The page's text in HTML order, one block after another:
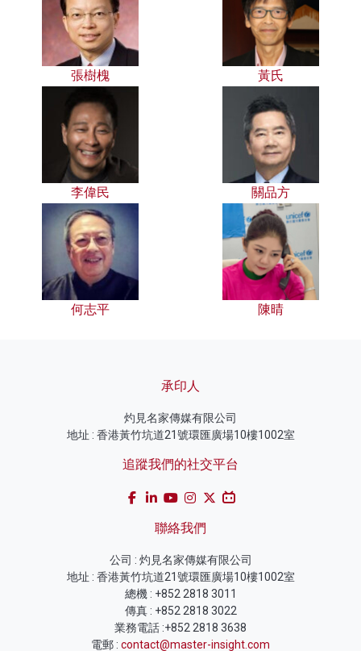
張樹槐 黃氏
李偉民 關品方
何志平 陳晴
承印人
灼見名家傳媒有限公司
地址 : 香港黃竹坑道21號環匯廣場10樓1002室
追蹤我們的社交平台
聯絡我們
公司 : 灼見名家傳媒有限公司
地址 : 香港黃竹坑道21號環匯廣場10樓1002室
總機 : +852 2818 3011
傳真 : +852 2818 3022
業務電話 :+852 2818 3638
電郵 : contact@master-insight.com